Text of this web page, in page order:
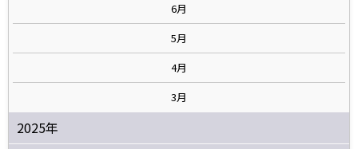
6月
5月
4月
3月
2025年